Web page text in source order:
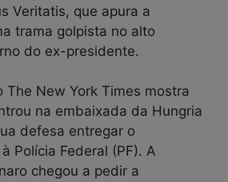
Veritatis, que apura a
trama golpista no alto
do ex-presidente.
The New York Times mostra
na embaixada da Hungria
defesa entregar o
Polícia Federal (PF). A
chegou a pedir a